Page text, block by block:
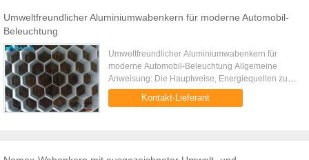
Umweltfreundlicher Aluminiumwabenkern für moderne Automobil-
Beleuchtung
Umweltfreundlicher Aluminiumwabenkern für
moderne Automobil-Beleuchtung Allgemeine
Anweisung: Die Hauptweise, Energiequellen zu
sparen und Kraftstoffverbrauch zu verringern ist,
hellere Automobile d.h. leichte ...
Kontakt-Lieferant